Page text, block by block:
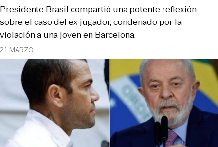
21 MARZO
Presidente Brasil compartió una potente reflexión
sobre el caso del ex jugador, condenado por la
violación a una joven en Barcelona.